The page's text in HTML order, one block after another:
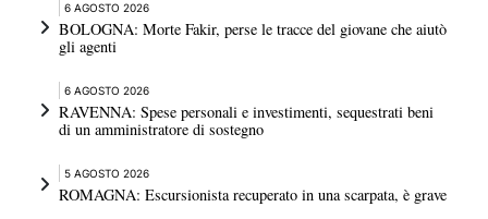
6 AGOSTO 2026
BOLOGNA: Morte Fakir, perse le tracce del giovane che aiutò
gli agenti
6 AGOSTO 2026
RAVENNA: Spese personali e investimenti, sequestrati beni
di un amministratore di sostegno
5 AGOSTO 2026
ROMAGNA: Escursionista recuperato in una scarpata, è grave